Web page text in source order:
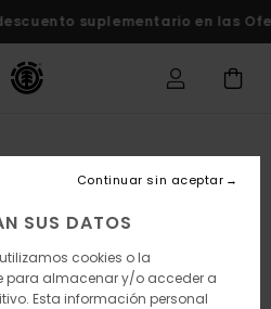
suplementario en las
SUS DATOS
cookies o la
para almacenar y/o acceder a
Esta información personal
Continuar sin aceptar